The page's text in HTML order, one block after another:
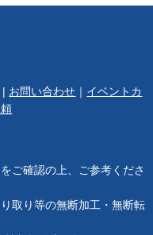
お問い合わせ
イベントカ
ご確認の上、ご参考くださ
取り等の無断加工・無断転